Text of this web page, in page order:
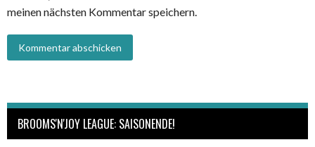
meinen nächsten Kommentar speichern.
BROOMS'N'JOY LEAGUE: SAISONENDE!